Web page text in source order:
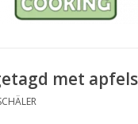
met